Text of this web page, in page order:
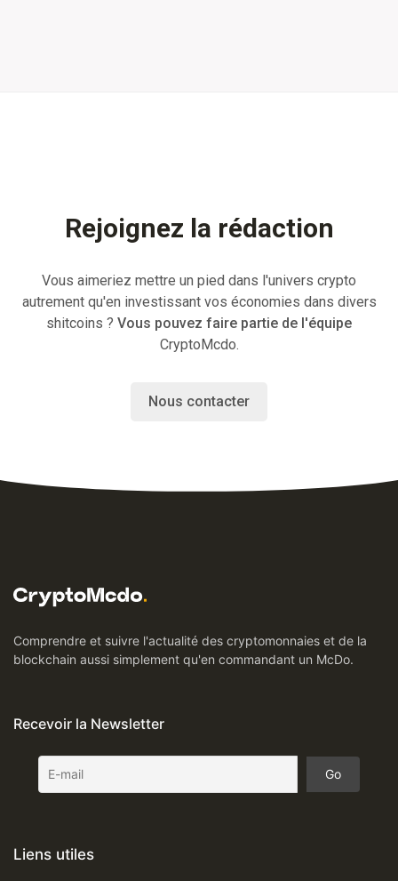
Rejoignez la rédaction
Vous aimeriez mettre un pied dans l'univers crypto
autrement qu'en investissant vos économies dans divers
shitcoins ? Vous pouvez faire partie de l'équipe
CryptoMcdo.
Nous contacter
Comprendre et suivre l'actualité des cryptomonnaies et de la
blockchain aussi simplement qu'en commandant un McDo.
Recevoir la Newsletter
Liens utiles